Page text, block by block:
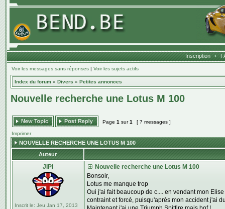
Inscription •
Voir les messages sans réponses | Voir les sujets actifs
Index du forum » Divers » Petites annonces
Nouvelle recherche une Lotus M 100
Page 1 sur1 [ 7 messages ]
Imprimer
NOUVELLE RECHERCHE UNE LOTUS M 100
Auteur
JIPI
Inscrit le: Jeu Jan 17, 2013
Nouvelle recherche une Lotus M 100
Bonsoir,
Lotus me manque trop
Oui j'ai fait beaucoup de c.... en vendant mon
contraint et forcé, puisqu'après mon accident j'ai